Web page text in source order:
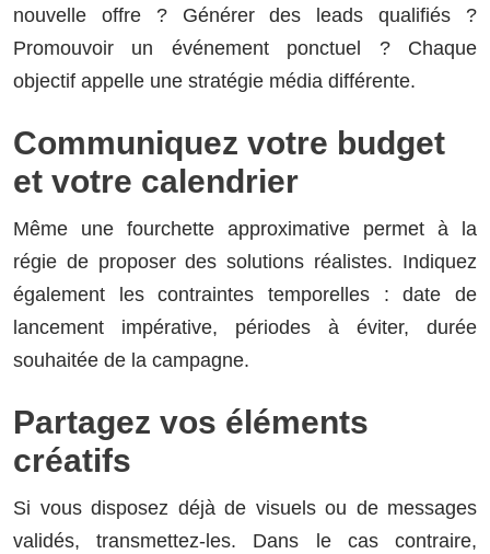
nouvelle offre ? Générer des leads qualifiés ?
Promouvoir un événement ponctuel ? Chaque
objectif appelle une stratégie média différente.
Communiquez votre budget
et votre calendrier
Même une fourchette approximative permet à la
régie de proposer des solutions réalistes. Indiquez
également les contraintes temporelles : date de
lancement impérative, périodes à éviter, durée
souhaitée de la campagne.
Partagez vos éléments
créatifs
Si vous disposez déjà de visuels ou de messages
validés, transmettez-les. Dans le cas contraire,